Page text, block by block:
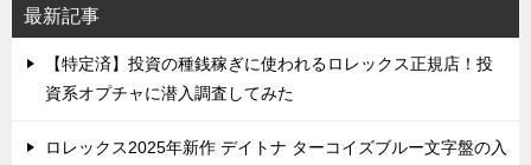
最新記事
【特定済】投資の種銭稼ぎに使われるロレックス正規店！投
資系オプチャに潜入調査してみた
ロレックス2025年新作 デイトナ ターコイズブルー文字盤の入